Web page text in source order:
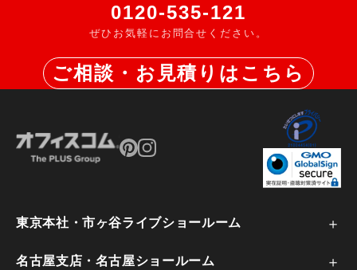
0120-535-121
ぜひお気軽にお問合せください。
ご相談・お見積りはこちら
東京本社・市ヶ谷ライブショールーム
名古屋支店・名古屋ショールーム